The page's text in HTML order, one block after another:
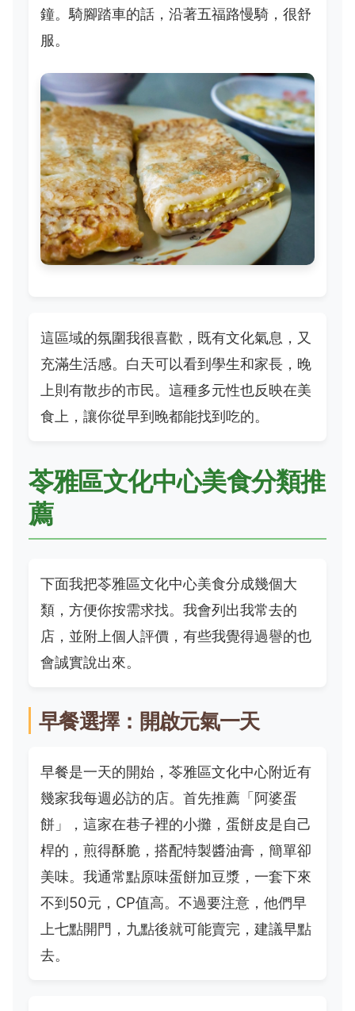
鐘。騎腳踏車的話，沿著五福路慢騎，很舒
服。
這區域的氛圍我很喜歡，既有文化氣息，又
充滿生活感。白天可以看到學生和家長，晚
上則有散步的市民。這種多元性也反映在美
食上，讓你從早到晚都能找到吃的。
苓雅區文化中心美食分類推
薦
下面我把苓雅區文化中心美食分成幾個大
類，方便你按需求找。我會列出我常去的
店，並附上個人評價，有些我覺得過譽的也
會誠實說出來。
早餐選擇：開啟元氣一天
早餐是一天的開始，苓雅區文化中心附近有
幾家我每週必訪的店。首先推薦「阿婆蛋
餅」，這家在巷子裡的小攤，蛋餅皮是自己
桿的，煎得酥脆，搭配特製醬油膏，簡單卻
美味。我通常點原味蛋餅加豆漿，一套下來
不到50元，CP值高。不過要注意，他們早
上七點開門，九點後就可能賣完，建議早點
去。